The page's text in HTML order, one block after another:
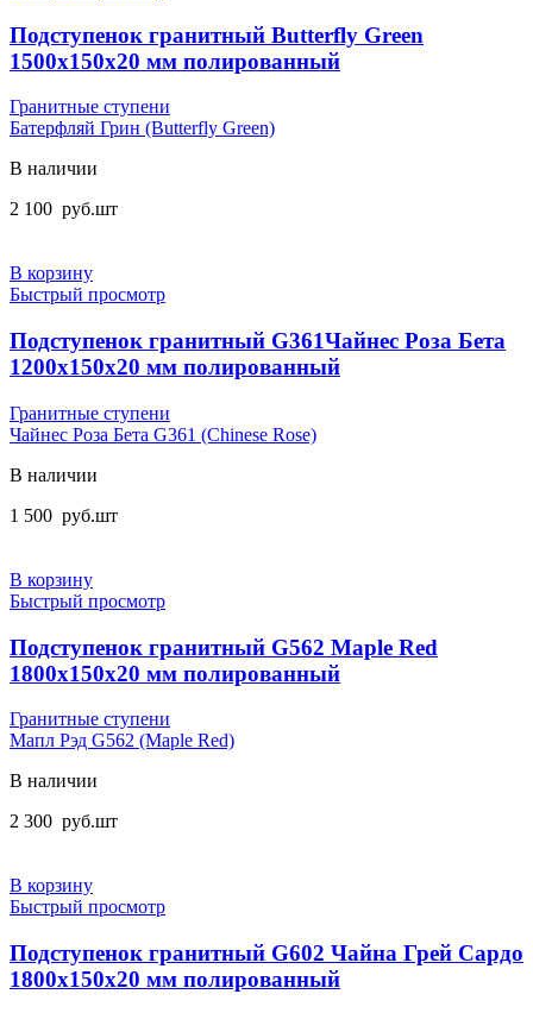
Подступенок гранитный Butterfly Green
1500x150x20 мм полированный
Гранитные ступени
Батерфляй Грин (Butterfly Green)
В наличии
2 100 руб.шт
В корзину
Быстрый просмотр
Подступенок гранитный G361Чайнес Роза Бета
1200x150x20 мм полированный
Гранитные ступени
Чайнес Роза Бета G361 (Chinese Rose)
В наличии
1 500 руб.шт
В корзину
Быстрый просмотр
Подступенок гранитный G562 Maple Red
1800x150x20 мм полированный
Гранитные ступени
Мапл Рэд G562 (Maple Red)
В наличии
2 300 руб.шт
В корзину
Быстрый просмотр
Подступенок гранитный G602 Чайна Грей Сардо
1800x150x20 мм полированный